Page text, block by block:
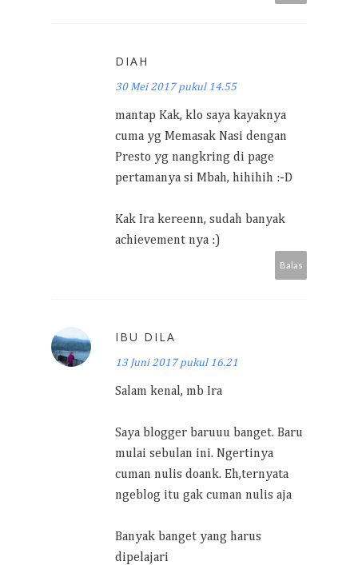
DIAH
30 Mei 2017 pukul 14.55
mantap Kak, klo saya kayaknya
cuma yg Memasak Nasi dengan
Presto yg nangkring di page
pertamanya si Mbah, hihihih :-D
Kak Ira kereenn, sudah banyak
achievement nya :)
Balas
IBU DILA
13 Juni 2017 pukul 16.21
Salam kenal, mb Ira
Saya blogger baruuu banget. Baru
mulai sebulan ini. Ngertinya
cuman nulis doank. Eh,ternyata
ngeblog itu gak cuman nulis aja
Banyak banget yang harus
dipelajari